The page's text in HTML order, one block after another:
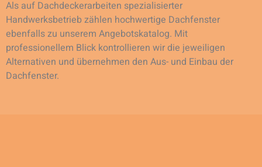
Als auf Dachdeckerarbeiten spezialisierter
Handwerksbetrieb zählen hochwertige Dachfenster
ebenfalls zu unserem Angebotskatalog. Mit
professionellem Blick kontrollieren wir die jeweiligen
Alternativen und übernehmen den Aus- und Einbau der
Dachfenster.